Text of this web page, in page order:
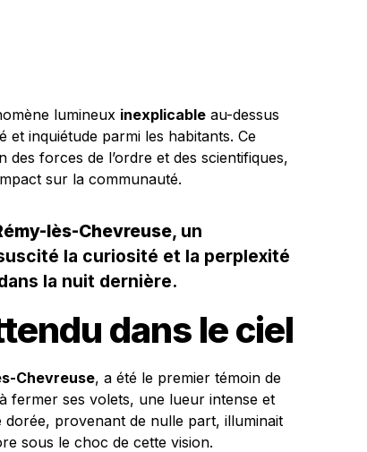
lumineux inexplicable au-dessus
et inquiétude parmi les habitants. Ce
des forces de l’ordre et des scientifiques,
sur la communauté.
lès-Chevreuse, un
la curiosité et la perplexité
la nuit dernière.
dans le ciel
Chevreuse, a été le premier témoin de
fermer ses volets, une lueur intense et
provenant de nulle part, illuminait
sous le choc de cette vision.